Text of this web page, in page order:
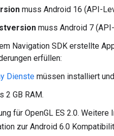
muss Android 16 (API-
muss Android 7
Navigation SDK erstellte
erfüllen:
Dienste müssen installiert
2 GB RAM.
für OpenGL ES 2.0.
zur Android 6.0